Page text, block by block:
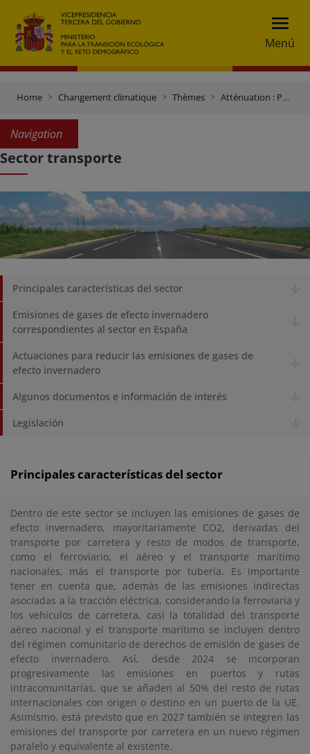
Menú
Home Changement climatique Thèmes Atténuation : Politiques et mesures
Navigation
Sector transporte
Principales características del sector
Emisiones de gases de efecto invernadero
correspondientes al sector en España
Actuaciones para reducir las emisiones de gases de
efecto invernadero
Algunos documentos e información de interés
Legislación
Principales características del sector
Dentro de este sector se incluyen las emisiones de gases de
efecto invernadero, mayoritariamente CO2, derivadas del
transporte por carretera y resto de modos de transporte,
como el ferroviario, el aéreo y el transporte marítimo
nacionales, más el transporte por tubería. Es importante
tener en cuenta que, además de las emisiones indirectas
asociadas a la tracción eléctrica, considerando la ferroviaria y
los vehículos de carretera, casi la totalidad del transporte
aéreo nacional y el transporte marítimo se incluyen dentro
del régimen comunitario de derechos de emisión de gases de
efecto invernadero. Así, desde 2024 se incorporan
progresivamente las emisiones en puertos y rutas
intracomunitarias, que se añaden al 50% del resto de rutas
internacionales con origen o destino en un puerto de la UE.
Asimismo, está previsto que en 2027 también se integren las
emisiones del transporte por carretera en un nuevo régimen
paralelo y equivalente al existente.